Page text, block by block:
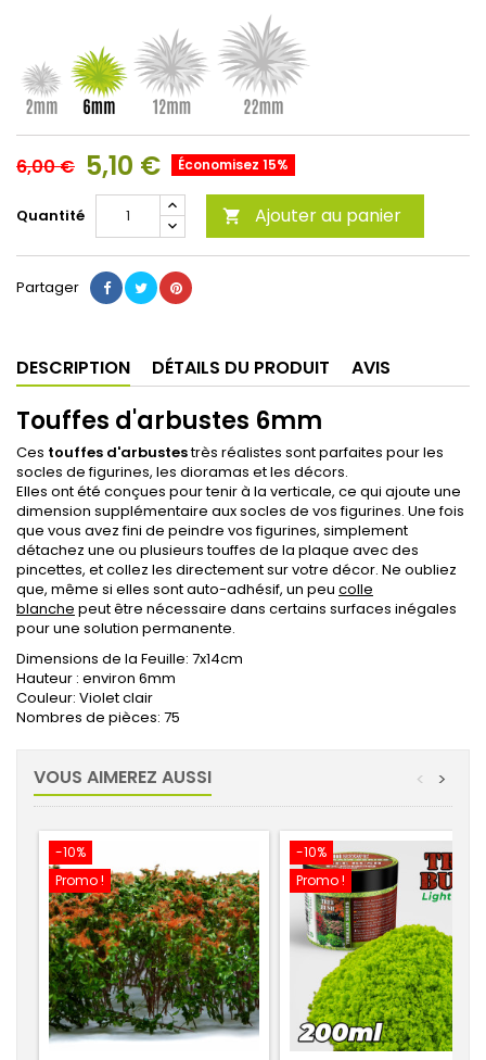
6,00 € 5,10 € Économisez 15%
Quantité  Ajouter au panier
Partager
DESCRIPTION DÉTAILS DU PRODUIT AVIS
Touffes d'arbustes 6mm
Ces touffes d'arbustestrès réalistes sont parfaites pour les
socles de figurines, les dioramas et les décors.
Elles ont été conçues pour tenir à la verticale, ce qui ajoute une
dimension supplémentaire aux socles de vos figurines. Une fois
que vous avez fini de peindre vos figurines, simplement
détachez une ou plusieurs touffes de la plaque avec des
pincettes, et collez les directement sur votre décor. Ne oubliez
que, même si elles sont auto-adhésif, un peu colle
blanche peut être nécessaire dans certains surfaces inégales
pour une solution permanente.
Dimensions de la Feuille: 7x14cm
Hauteur : environ 6mm
Couleur: Violet clair
Nombres de pièces: 75
VOUS AIMEREZ AUSSI >
<
-10%
Promo !
-10%
Promo !